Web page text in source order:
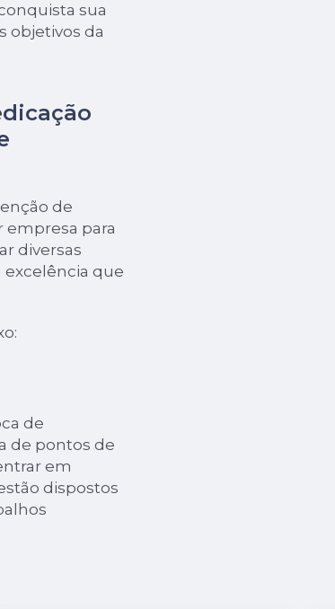
sua
objetivos da
de
empresa para
diversas
que
de
de pontos de
em
dispostos